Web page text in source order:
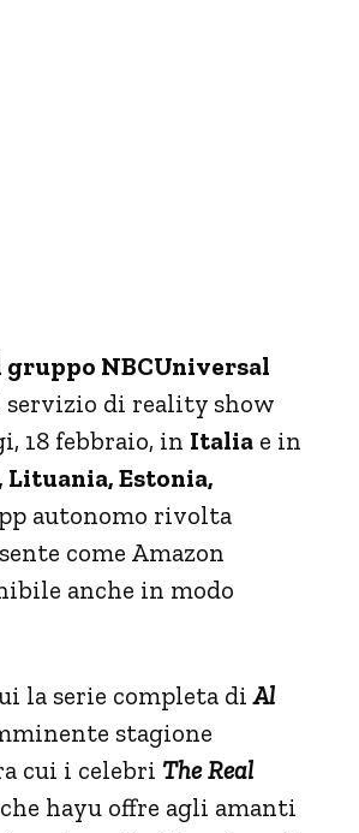
NBCUniversal
servizio di reality show
18 febbraio, in Italia e in
Lituania, Estonia,
autonomo rivolta
come Amazon
anche in modo
la serie completa diAl
stagione
cui i celebri The Real
hayu offre agli amanti